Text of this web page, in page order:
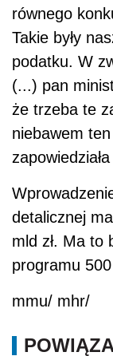
równego
Takie były
podatku. W
(...) pan
że trzeba te
niebawem ten
detalicznej
mld zł. Ma to
programu
mmu/ mhr/